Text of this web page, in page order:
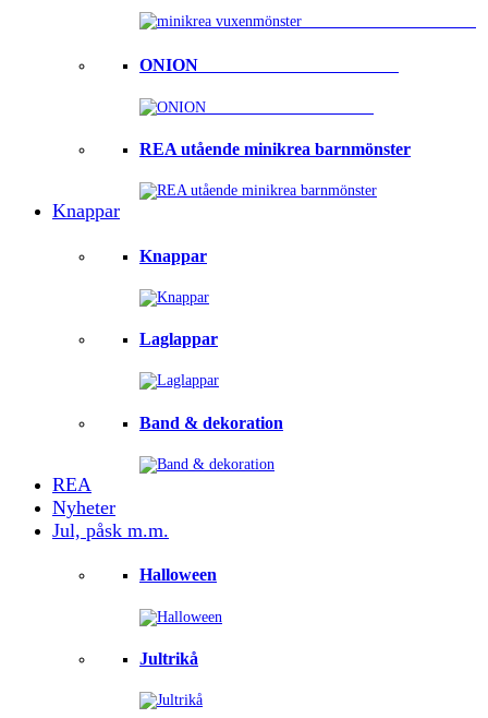
ONION ⠀⠀⠀⠀⠀⠀⠀⠀⠀⠀⠀⠀⠀⠀⠀
REA utående minikrea barnmönster
Knappar
Knappar
Laglappar
Band & dekoration
REA
Nyheter
Jul, påsk m.m.
Halloween
Jultrikå